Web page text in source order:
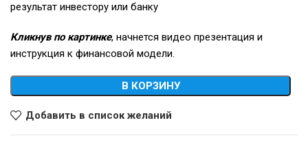
результат инвестору или банку
Кликнув по картинке, начнется видео презентация и
инструкция к финансовой модели.
В КОРЗИНУ
Добавить в список желаний